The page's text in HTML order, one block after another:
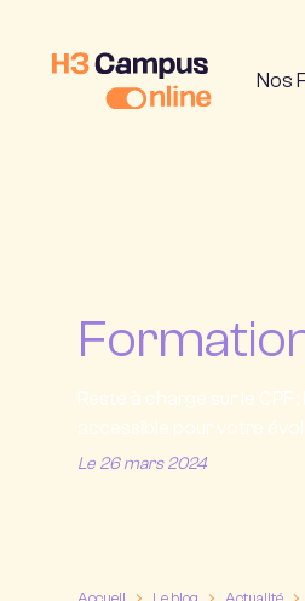
Nos
Reste à charge sur le
accessible pour votre
Le 26 mars 2024